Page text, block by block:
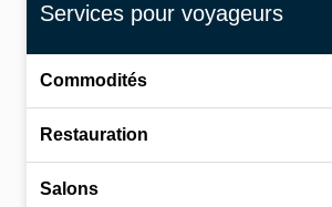
Services pour voyageurs
Commodités
Restauration
Salons